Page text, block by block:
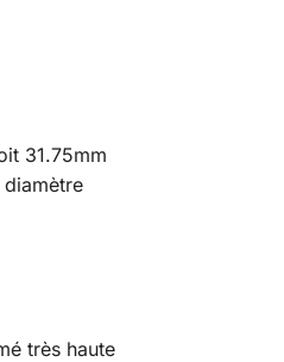
31.75mm
très haute